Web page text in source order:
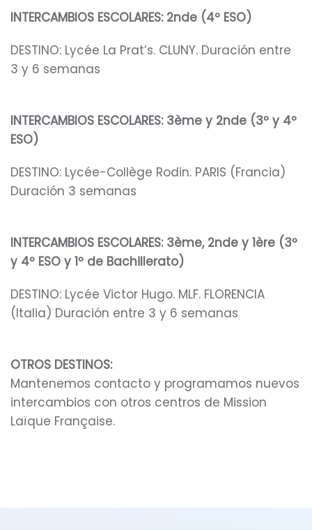
INTERCAMBIOS ESCOLARES: 2nde (4º ESO)
DESTINO: Lycée La Prat’s. CLUNY. Duración entre
3 y 6 semanas
INTERCAMBIOS ESCOLARES: 3ème y 2nde (3º y 4º
ESO)
DESTINO: Lycée-Collège Rodin. PARIS (Francia)
Duración 3 semanas
INTERCAMBIOS ESCOLARES: 3ème, 2nde y 1ère (3º
y 4º ESO y 1º de Bachillerato)
DESTINO: Lycée Victor Hugo. MLF. FLORENCIA
(Italia) Duración entre 3 y 6 semanas
OTROS DESTINOS:
Mantenemos contacto y programamos nuevos
intercambios con otros centros de Mission
Laïque Française.